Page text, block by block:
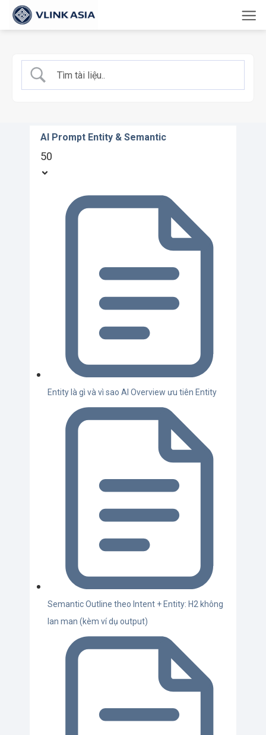
qua
dung
AI Prompt Entity & Semantic
50
Entity là gì và vì sao AI Overview ưu tiên Entity
Semantic Outline theo Intent + Entity: H2 không
lan man (kèm ví dụ output)